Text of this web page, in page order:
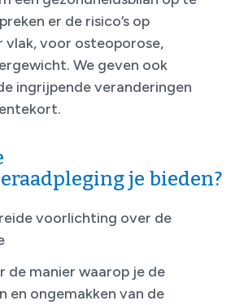
er de risico’s op
vlak, voor osteoporose,
We geven ook
ingrijpende veranderingen
je bieden?
voorlichting over de
de manier waarop je de
en ongemakken van de